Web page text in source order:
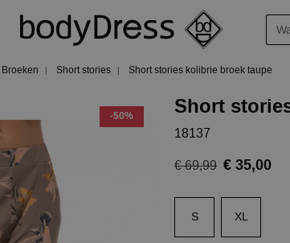
Broeken Short stories Short stories kolibrie broek taupe
-50% Short
18137
€ 69,99 € 35,00
S XL